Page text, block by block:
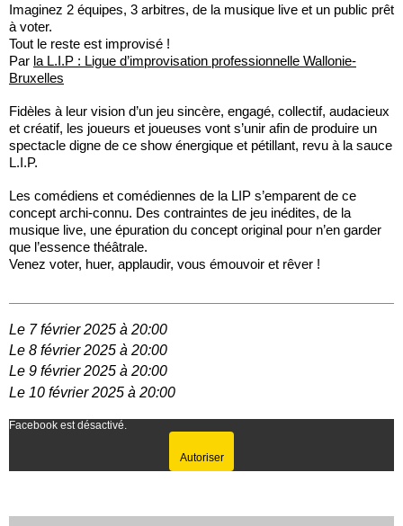
Imaginez 2 équipes, 3 arbitres, de la musique live et un public prêt
à voter.
Tout le reste est improvisé !
Par la L.I.P : Ligue d’improvisation professionnelle Wallonie-
Bruxelles
Fidèles à leur vision d’un jeu sincère, engagé, collectif, audacieux
et créatif, les joueurs et joueuses vont s’unir afin de produire un
spectacle digne de ce show énergique et pétillant, revu à la sauce
L.I.P.
Les comédiens et comédiennes de la LIP s’emparent de ce
concept archi-connu. Des contraintes de jeu inédites, de la
musique live, une épuration du concept original pour n’en garder
que l’essence théâtrale.
Venez voter, huer, applaudir, vous émouvoir et rêver !
Le 7 février 2025 à 20:00
Le 8 février 2025 à 20:00
Le 9 février 2025 à 20:00
Le 10 février 2025 à 20:00
Facebook est désactivé.
Autoriser